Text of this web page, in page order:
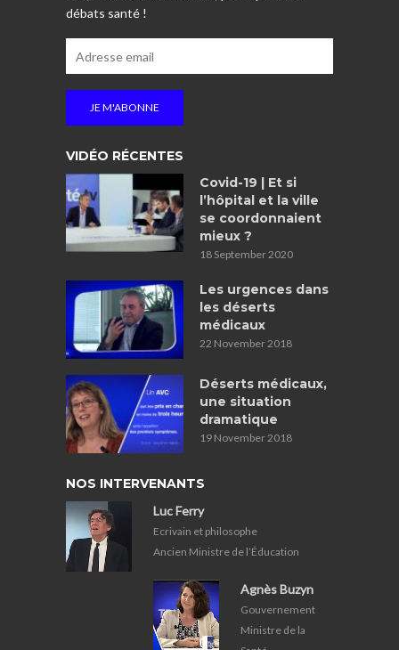
débats santé !
VIDÉO RÉCENTES
Covid-19 | Et si
l’hôpital et la ville
se coordonnaient
mieux ?
18 September 2020
Les urgences dans
les déserts
médicaux
22 November 2018
Déserts médicaux,
une situation
dramatique
19 November 2018
NOS INTERVENANTS
Luc Ferry
Ecrivain et philosophe
Ancien Ministre de l’Éducation
Agnès Buzyn
Gouvernement
Ministre de la